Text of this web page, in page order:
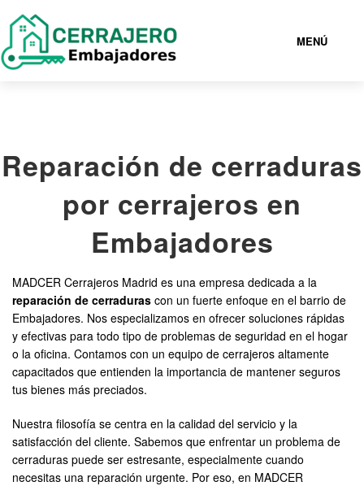
MENÚ
CERRAJEROS EMBAJADORES BARATOS
CONTACTAR
Reparación de cerraduras
por cerrajeros en
Embajadores
MADCER Cerrajeros Madrid es una empresa dedicada a la
reparación de cerraduras con un fuerte enfoque en el barrio de
Embajadores. Nos especializamos en ofrecer soluciones rápidas
y efectivas para todo tipo de problemas de seguridad en el hogar
o la oficina. Contamos con un equipo de cerrajeros altamente
capacitados que entienden la importancia de mantener seguros
tus bienes más preciados.
Nuestra filosofía se centra en la calidad del servicio y la
satisfacción del cliente. Sabemos que enfrentar un problema de
cerraduras puede ser estresante, especialmente cuando
necesitas una reparación urgente. Por eso, en MADCER